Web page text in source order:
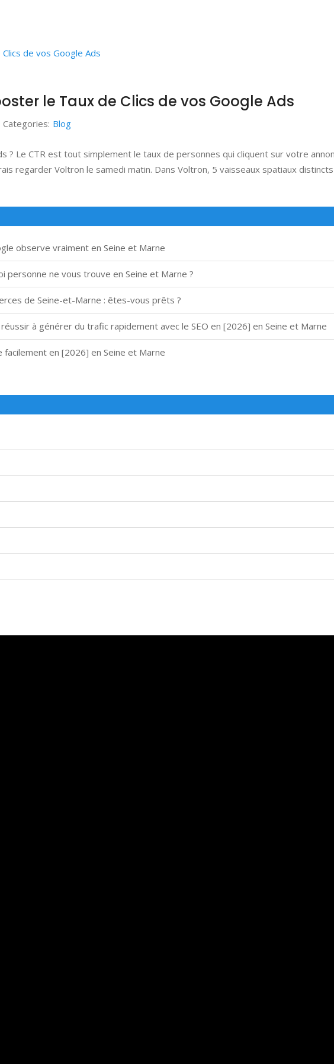
le Taux de Clics de vos Google Ads
Categories: Blog
? Le CTR est tout simplement le taux de personnes qui cliquent sur votre
regarder Voltron le samedi matin. Dans Voltron, 5 vaisseaux spatiaux
observe vraiment en Seine et Marne
ne vous trouve en Seine et Marne ?
de Seine-et-Marne : êtes-vous prêts ?
à générer du trafic rapidement avec le SEO en [2026] en Seine et Marne
facilement en [2026] en Seine et Marne